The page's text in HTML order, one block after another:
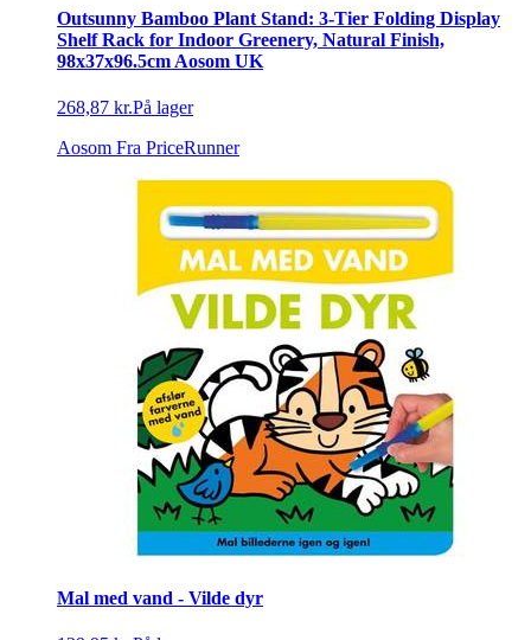
Outsunny Bamboo Plant Stand: 3-Tier Folding Display
Shelf Rack for Indoor Greenery, Natural Finish,
98x37x96.5cm Aosom UK
268,87 kr.På lager
Aosom Fra PriceRunner
Mal med vand - Vilde dyr